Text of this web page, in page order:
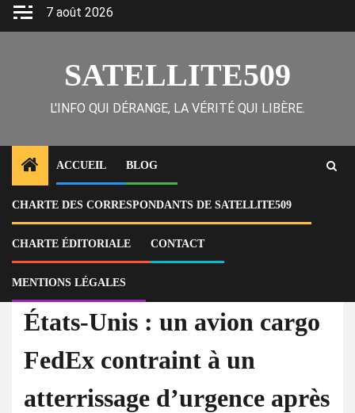
Skip
7 août 2026
SATELLITE509
L'INFO QUI DÉRANGE, LA VÉRITÉ QUI LIBÈRE.
ACCUEIL BLOG
CHARTE DES CORRESPONDANTS DE SATELLITE509
CHARTE ÉDITORIALE CONTACT
MENTIONS LÉGALES
Home
Actu
États-Unis : un avion cargo FedEx contraint à un atterrissage d’urgence
après une collision avec un oiseau
À la Une Actu
États-Unis : un avion cargo
FedEx contraint à un
atterrissage d’urgence après